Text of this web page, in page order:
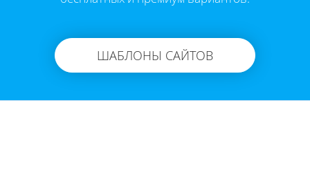
ШАБЛОНЫ САЙТОВ